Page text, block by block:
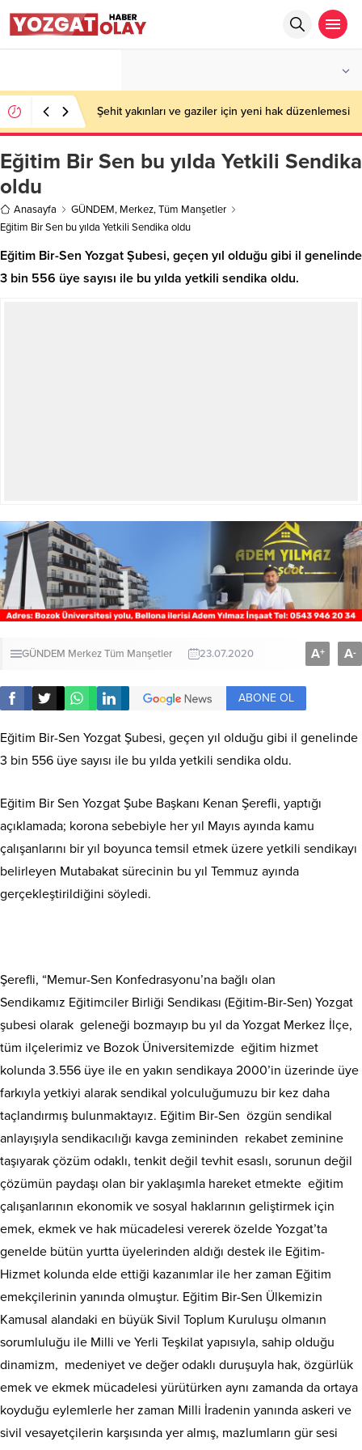
Şehit yakınları ve gaziler için yeni hak düzenlemesi
Eğitim Bir Sen bu yılda Yetkili Sendika
oldu
Anasayfa GÜNDEM, Merkez,Tüm Manşetler
Eğitim Bir Sen bu yılda Yetkili Sendika oldu
Eğitim Bir-Sen Yozgat Şubesi, geçen yıl olduğu gibi il genelinde
3 bin 556 üye sayısı ile bu yılda yetkili sendika oldu.
GÜNDEM MerkezTüm Manşetler 23.07.2020 A+ A-
ABONE OL
Eğitim Bir-Sen Yozgat Şubesi, geçen yıl olduğu gibi il genelinde
3 bin 556 üye sayısı ile bu yılda yetkili sendika oldu.
Eğitim Bir Sen Yozgat Şube Başkanı Kenan Şerefli, yaptığı
açıklamada; korona sebebiyle her yıl Mayıs ayında kamu
çalışanlarını bir yıl boyunca temsil etmek üzere yetkili sendikayı
belirleyen Mutabakat sürecinin bu yıl Temmuz ayında
gerçekleştirildiğini söyledi.
Şerefli, “Memur-Sen Konfedrasyonu’na bağlı olan
Sendikamız Eğitimciler Birliği Sendikası (Eğitim-Bir-Sen) Yozgat
şubesi olarak geleneği bozmayıp bu yıl da Yozgat Merkez İlçe,
tüm ilçelerimiz ve Bozok Üniversitemizde eğitim hizmet
kolunda 3.556 üye ile en yakın sendikaya 2000’in üzerinde üye
farkıyla yetkiyi alarak sendikal yolculuğumuzu bir kez daha
taçlandırmış bulunmaktayız. Eğitim Bir-Sen özgün sendikal
anlayışıyla sendikacılığı kavga zemininden rekabet zeminine
taşıyarak çözüm odaklı, tenkit değil tevhit esaslı, sorunun değil
çözümün paydaşı olan bir yaklaşımla hareket etmekte eğitim
çalışanlarının ekonomik ve sosyal haklarının geliştirmek için
emek, ekmek ve hak mücadelesi vererek özelde Yozgat’ta
genelde bütün yurtta üyelerinden aldığı destek ile Eğitim-
Hizmet kolunda elde ettiği kazanımlar ile her zaman Eğitim
emekçilerinin yanında olmuştur. Eğitim Bir-Sen Ülkemizin
Kamusal alandaki en büyük Sivil Toplum Kuruluşu olmanın
sorumluluğu ile Milli ve Yerli Teşkilat yapısıyla, sahip olduğu
dinamizm, medeniyet ve değer odaklı duruşuyla hak, özgürlük
emek ve ekmek mücadelesi yürütürken aynı zamanda da ortaya
koyduğu eylemlerle her zaman Milli İradenin yanında askeri ve
sivil vesayetçilerin karşısında yer almış, mazlumların gür sesi